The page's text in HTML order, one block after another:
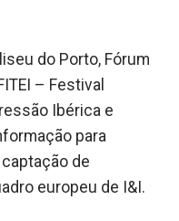
do Porto, Fórum
– Festival
Ibérica e
para
de
europeu de I&I.